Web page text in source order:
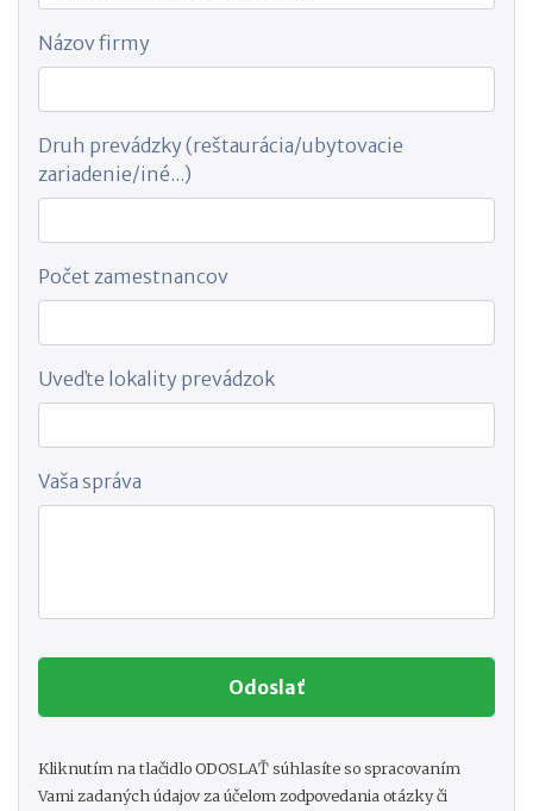
Názov firmy
Druh prevádzky (reštaurácia/ubytovacie
zariadenie/iné...)
Počet zamestnancov
Uveďte lokality prevádzok
Vaša správa
Kliknutím na tlačidlo ODOSLAŤ súhlasíte so spracovaním
Vami zadaných údajov za účelom zodpovedania otázky či